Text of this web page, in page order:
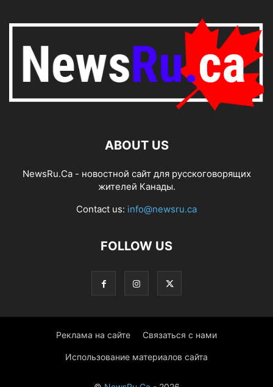
ABOUT US
NewsRu.Ca - новостной сайт для русскоговорящих
жителей Канады.
Contact us: info@newsru.ca
FOLLOW US
Реклама на сайте Связаться с нами
Использование материалов сайта